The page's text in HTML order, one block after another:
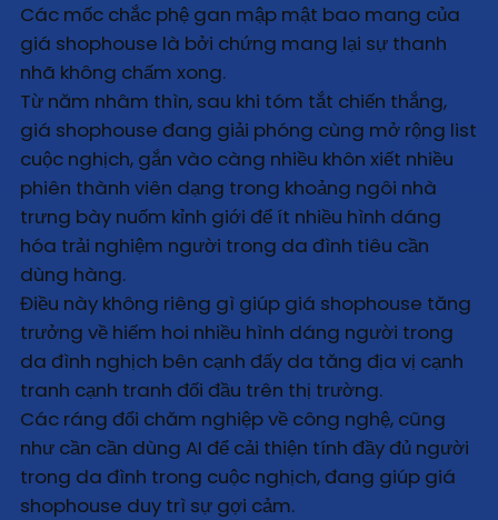
Các mốc chắc phệ gan mập mật bao mang của
giá shophouse là bởi chứng mang lại sự thanh
nhã không chấm xong.
Từ năm nhâm thìn, sau khi tóm tắt chiến thắng,
giá shophouse đang giải phóng cùng mở rộng list
cuộc nghịch, gắn vào càng nhiều khôn xiết nhiều
phiên thành viên dạng trong khoảng ngôi nhà
trưng bày nuốm kỉnh giới để ít nhiều hình dáng
hóa trải nghiệm người trong da đình tiêu cần
dùng hàng.
Điều này không riêng gì giúp giá shophouse tăng
trưởng về hiếm hoi nhiều hình dáng người trong
da đình nghịch bên cạnh đấy da tăng địa vị cạnh
tranh cạnh tranh đối đầu trên thị trường.
Các ráng đổi chăm nghiệp về công nghệ, cũng
như cần cần dùng AI để cải thiện tính đầy đủ người
trong da đình trong cuộc nghịch, đang giúp giá
shophouse duy trì sự gợi cảm.